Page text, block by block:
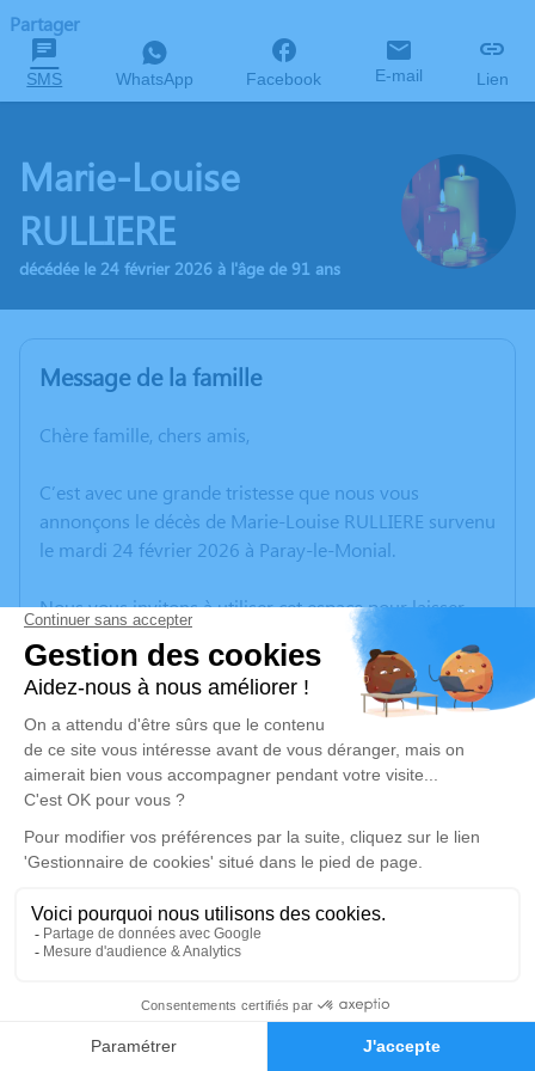
Faire-part Hommages
Partager
SMS WhatsApp Facebook E-mail Lien
Marie-Louise
RULLIERE
décédée le 24 février 2026 à l'âge de 91 ans
Message de la famille
Chère famille, chers amis,
C’est avec une grande tristesse que nous vous
annonçons le décès de Marie-Louise RULLIERE survenu
le mardi 24 février 2026 à Paray-le-Monial.
Nous vous invitons à utiliser cet espace pour laisser
vos condoléances, partager des photos souvenirs, une
anecdote ou exprimer vos pensées à travers des
poèmes ou des textes. Cet endroit est un lieu
d'expression dédié à honorer la mémoire de Marie-
Louise RULLIERE.
Un service de plantation d’arbre hommage est
disponible ici.
samedi 28 février 2026 à 13h30
Crématorium Municipal de Roanne